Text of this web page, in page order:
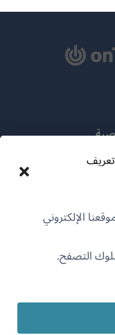
الإلكتروني
التصفح.
في